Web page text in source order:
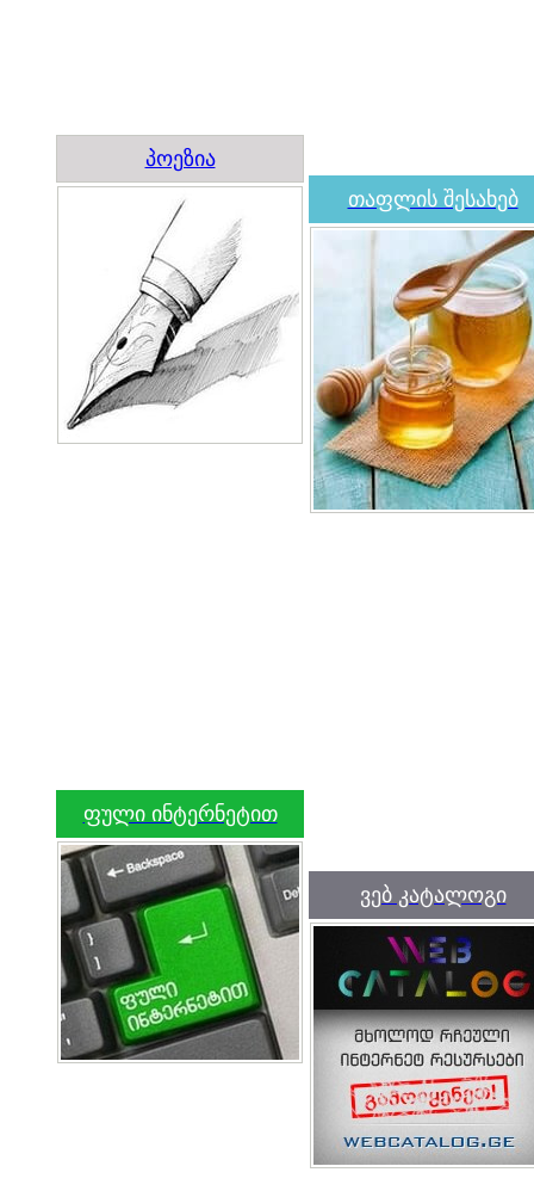
პოეზია
თაფლის შესახებ
ფული ინტერნეტით
ვებ კატალოგი